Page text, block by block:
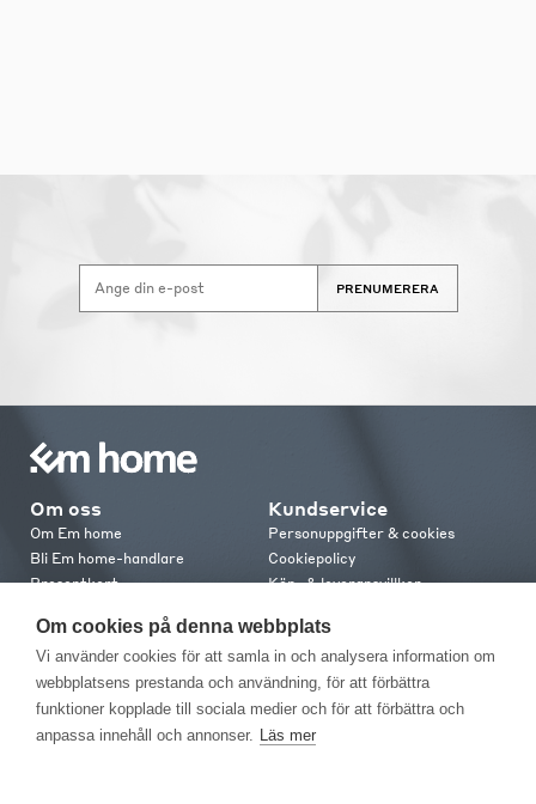
PRENUMERERA
Om oss
Om Em home
Bli Em home-handlare
Presentkort
Em home Club
Medlemsvillkor
Kundservice
Personuppgifter & cookies
Cookiepolicy
Köp- & leveransvillkor
Retur & reklamation
Kontakt
Kontakta oss
Om cookies på denna webbplats
Vi använder cookies för att samla in och analysera information om
webbplatsens prestanda och användning, för att förbättra
funktioner kopplade till sociala medier och för att förbättra och
anpassa innehåll och annonser. Läs mer